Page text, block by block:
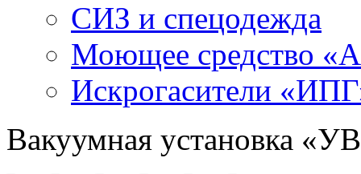
СИЗ и спецодежда
Моющее средство
Искрогасители
Вакуумная установка